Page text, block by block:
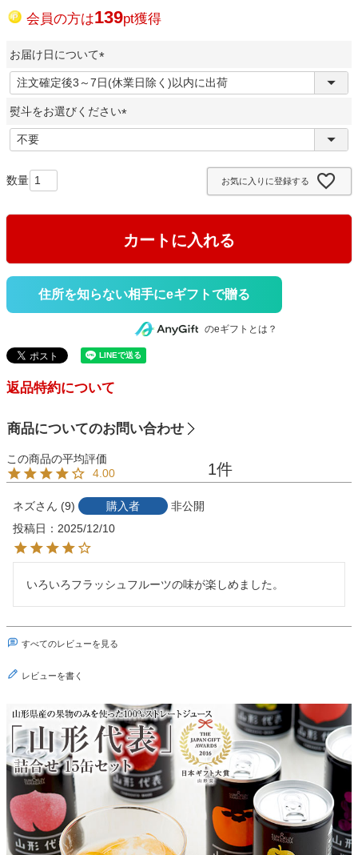
会員の方は139pt獲得
お届け日について
(
必
須
)
熨斗をお選びください
必
お気に入りに登録する
カートに入れる
住所を知らない相手にeギフトで贈る
のeギフトとは？
返品特約について
商品についてのお問い合わせ
4.00 1
ネズ 9 購入者
非公開
投稿日
2025/12/10
いろいろフラッシュフルーツの味が楽しめました。
すべてのレビューを見る
レビューを書く